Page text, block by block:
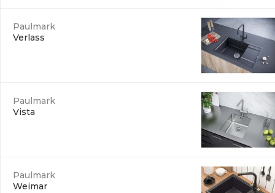
Paulmark
Verlass
Paulmark
Vista
Paulmark
Weimar